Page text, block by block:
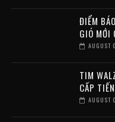
ĐIỂM
GIÓ MỚI
TIM
CẤP
AUGUST